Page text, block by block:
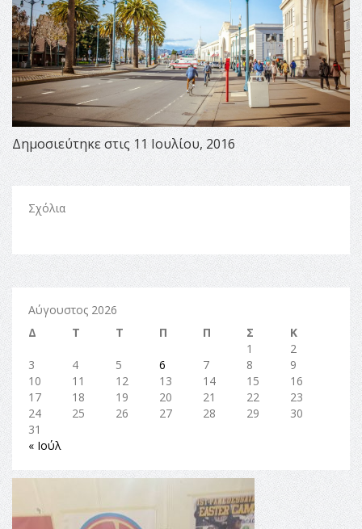
Δημοσιεύτηκε στις 11 Ιουλίου, 2016
Σχόλια
Αύγουστος 2026
Δ
Τ Τ Π Π Σ
Κ
1
2
3
4 5 6 7 8
9
10
11 12 13 14 15
16
17
18 19 20 21 22
23
24
25 26 27 28 29
30
31
« Ιούλ